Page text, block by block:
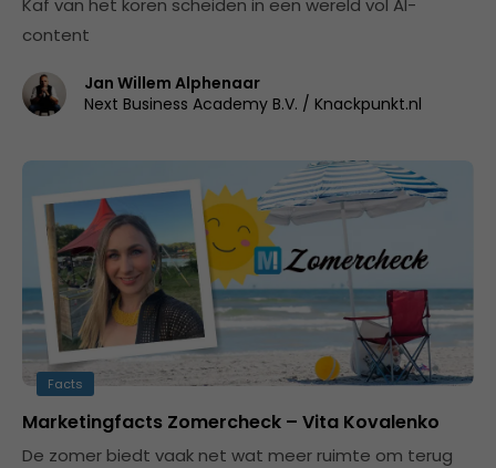
Kaf van het koren scheiden in een wereld vol AI-
content
Jan Willem Alphenaar
Next Business Academy B.V. / Knackpunkt.nl
Facts
Marketingfacts Zomercheck – Vita Kovalenko
De zomer biedt vaak net wat meer ruimte om terug